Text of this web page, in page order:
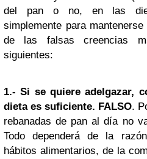
del pan o no, en las
simplemente para
de las falsas creencias
siguientes:
1.- Si se quiere adelgazar,
dieta es suficiente. FALSO.
rebanadas de pan al día no
Todo dependerá de la
hábitos alimentarios, de la